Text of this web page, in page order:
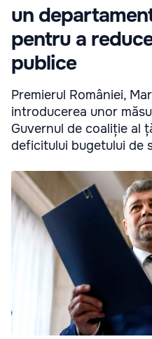
un
pentru a
publice
Premierul României,
introducerea unor
Guvernul de coaliție al
deficitului bugetului de